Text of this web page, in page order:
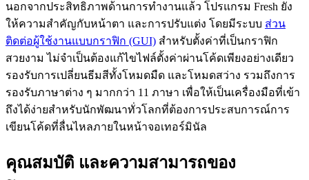
นอกจากประสิทธิภาพด้านการทำงานแล้ว โปรแกรม Fresh ยัง
ให้ความสำคัญกับหน้าตา และการปรับแต่ง โดยมีระบบ ส่วน
ติดต่อผู้ใช้งานแบบกราฟิก (GUI) สำหรับตั้งค่าที่เป็นกราฟิก
สวยงาม ไม่จำเป็นต้องแก้ไขไฟล์ตั้งค่าผ่านโค้ดเพียงอย่างเดียว
รองรับการเปลี่ยนธีมสีทั้งโหมดมืด และโหมดสว่าง รวมถึงการ
รองรับภาษาต่าง ๆ มากกว่า 11 ภาษา เพื่อให้เป็นเครื่องมือที่เข้า
ถึงได้ง่ายสำหรับนักพัฒนาทั่วโลกที่ต้องการประสบการณ์การ
เขียนโค้ดที่ลื่นไหลภายในหน้าจอเทอร์มินัล
คุณสมบัติ และความสามารถของ